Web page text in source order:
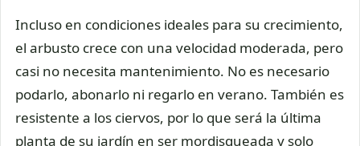
Incluso en condiciones ideales para su crecimiento,
el arbusto crece con una velocidad moderada, pero
casi no necesita mantenimiento. No es necesario
podarlo, abonarlo ni regarlo en verano. También es
resistente a los ciervos, por lo que será la última
planta de su jardín en ser mordisqueada y solo